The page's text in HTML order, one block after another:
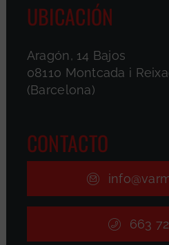
UBICACIÓN
Aragón, 14 Bajos
08110 Montcada i
(Barcelona)
CONTACTO
663